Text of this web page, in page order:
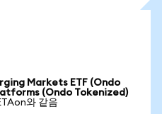
Markets ETF (Ondo
(Ondo Tokenized)
와 같음